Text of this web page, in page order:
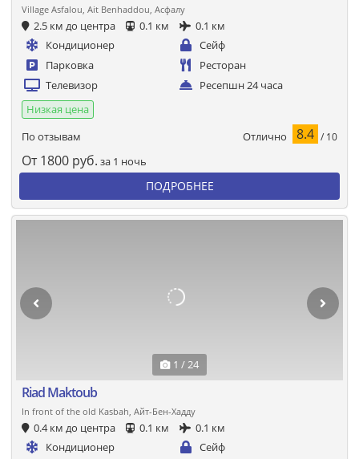
Village Asfalou, Ait Benhaddou, Асфалу
2.5 км до центра 0.1 км
0.1 км
Кондиционер
Сейф
Парковка
Ресторан
Телевизор
Ресепшн 24 часа
Низкая цена
По отзывам
Отлично 8.4 / 10
От 1800 руб. за 1 ночь
ПОДРОБНЕЕ
1 / 24
Riad Maktoub
In front of the old Kasbah, Айт-Бен-Хадду
0.4 км до центра 0.1 км
0.1 км
Кондиционер
Сейф